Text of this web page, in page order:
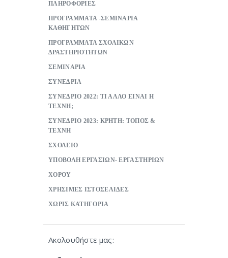
ΠΛΗΡΟΦΟΡΙΕΣ
ΠΡΟΓΡΑΜΜΑΤΑ -ΣΕΜΙΝΑΡΙΑ
ΚΑΘΗΓΗΤΩΝ
ΠΡΟΓΡΑΜΜΑΤΑ ΣΧΟΛΙΚΩΝ
ΔΡΑΣΤΗΡΙΟΤΗΤΩΝ
ΣΕΜΙΝΑΡΙΑ
ΣΥΝΕΔΡΙΑ
ΣΥΝΕΔΡΙΟ 2022: ΤΙ ΑΛΛΟ ΕΙΝΑΙ Η
ΤΕΧΝΗ;
ΣΥΝΕΔΡΙΟ 2023: ΚΡΗΤΗ: ΤΟΠΟΣ &
ΤΕΧΝΗ
ΣΧΟΛΕΙΟ
ΥΠΟΒΟΛΗ ΕΡΓΑΣΙΩΝ- ΕΡΓΑΣΤΗΡΙΩΝ
ΧΟΡΟΥ
ΧΡΗΣΙΜΕΣ ΙΣΤΟΣΕΛΙΔΕΣ
ΧΩΡΙΣ ΚΑΤΗΓΟΡΙΑ
Ακολουθήστε μας: